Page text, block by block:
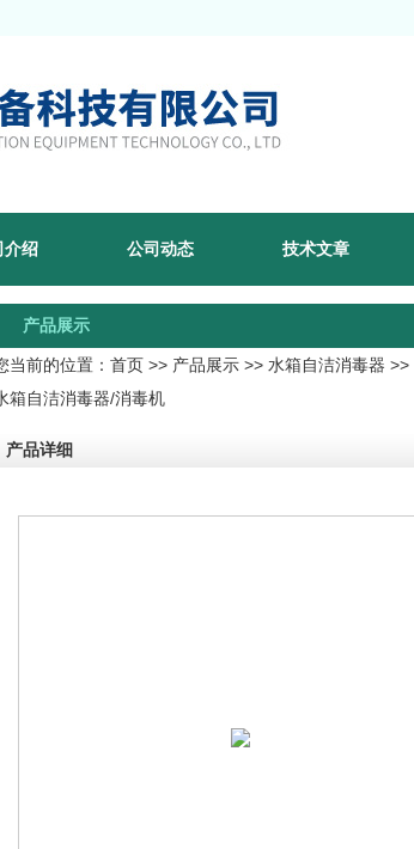
介绍 公司动态 技术文章
产品展示
当前的位置： 首页 >> 产品展示 >> 水箱自洁消毒器 >>
箱自洁消毒器/消毒机
产品详细